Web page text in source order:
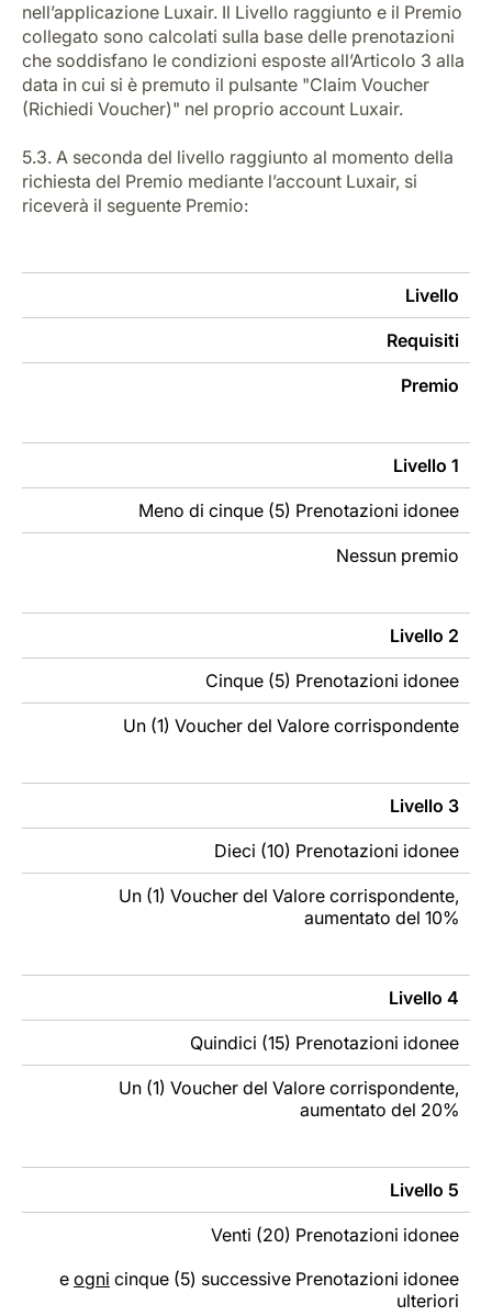
nell’applicazione Luxair. Il Livello raggiunto e il Premio
collegato sono calcolati sulla base delle prenotazioni
che soddisfano le condizioni esposte all’Articolo 3 alla
data in cui si è premuto il pulsante "Claim Voucher
(Richiedi Voucher)" nel proprio account Luxair.
5.3. A seconda del livello raggiunto al momento della
richiesta del Premio mediante l’account Luxair, si
riceverà il seguente Premio:
Livello
Requisiti
Premio
Livello 1
Meno di cinque (5) Prenotazioni idonee
Nessun premio
Livello 2
Cinque (5) Prenotazioni idonee
Un (1) Voucher del Valore corrispondente
Livello 3
Dieci (10) Prenotazioni idonee
Un (1) Voucher del Valore corrispondente,
aumentato del 10%
Livello 4
Quindici (15) Prenotazioni idonee
Un (1) Voucher del Valore corrispondente,
aumentato del 20%
Livello 5
Venti (20) Prenotazioni idonee
e ogni cinque (5) successive Prenotazioni idonee
ulteriori